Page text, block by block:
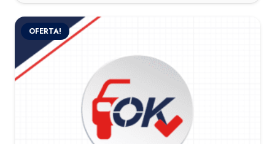
OFERTA!